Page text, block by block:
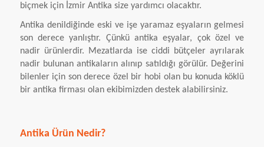
biçmek için İzmir Antika size yardımcı olacaktır.
Antika denildiğinde eski ve işe yaramaz eşyaların gelmesi
son derece yanlıştır. Çünkü antika eşyalar, çok özel ve
nadir ürünlerdir. Mezatlarda ise ciddi bütçeler ayrılarak
nadir bulunan antikaların alınıp satıldığı görülür. Değerini
bilenler için son derece özel bir hobi olan bu konuda köklü
bir antika firması olan ekibimizden destek alabilirsiniz.
Antika Ürün Nedir?